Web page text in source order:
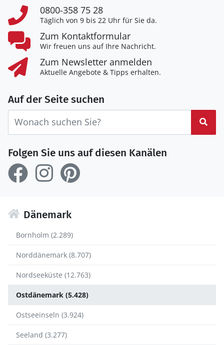
0800-358 75 28
Täglich von 9 bis 22 Uhr für Sie da.
Zum Kontaktformular
Wir freuen uns auf Ihre Nachricht.
Zum Newsletter anmelden
Aktuelle Angebote & Tipps erhalten.
Auf der Seite suchen
Folgen Sie uns auf diesen Kanälen
Dänemark
Bornholm (2.289)
Norddänemark (8.707)
Nordseeküste (12.763)
Ostdänemark (5.428)
Ostseeinseln (3.924)
Seeland (3.277)